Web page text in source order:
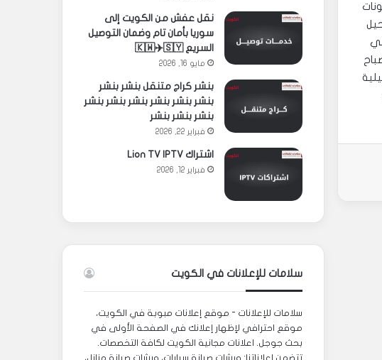
نقل عفش من الكويت إلى
سوريا بأمان تام وضمان التوصيل
السريع 🇰🇼✈️🇸🇾
مايو 16, 2026
بنشر كراج متنقل بنشر بنشر
بنشر بنشر بنشر بنشر بنشر بنشر
بنشر بنشر بنشر
فبراير 22, 2026
اشتراك Lion TV IPTV
فبراير 12, 2026
سلامات للإعلانات في الكويت
سلامات للإعلانات - موقع إعلانات مبوبة في الكويت،
موقع احترافي لإظهار إعلانك في الصفحة الأولى في
بحث جوجل. اعلانات مجانية الكويت لكافة التخصصات.
تتضمن إعلاناتنا: ورشات صيانة سيارات، ورشات صيانة منازل،